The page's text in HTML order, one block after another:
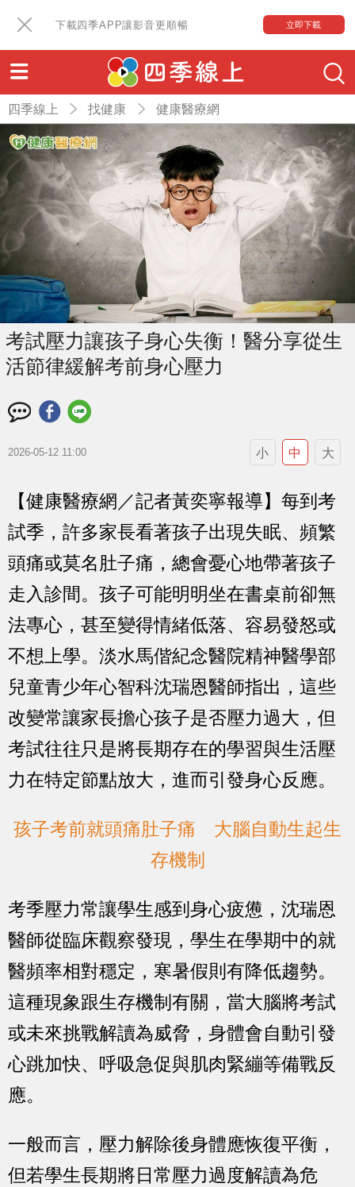
下載四季APP讓影音更順暢 立即下載
四季線上 找健康 健康醫療網
考試壓力讓孩子身心失衡！醫分享從生
活節律緩解考前身心壓力
2026-05-12 11:00 小 中 大
【健康醫療網／記者黃奕寧報導】每到考
試季，許多家長看著孩子出現失眠、頻繁
頭痛或莫名肚子痛，總會憂心地帶著孩子
走入診間。孩子可能明明坐在書桌前卻無
法專心，甚至變得情緒低落、容易發怒或
不想上學。淡水馬偕紀念醫院精神醫學部
兒童青少年心智科沈瑞恩醫師指出，這些
改變常讓家長擔心孩子是否壓力過大，但
考試往往只是將長期存在的學習與生活壓
力在特定節點放大，進而引發身心反應。
孩子考前就頭痛肚子痛 大腦自動生起生
存機制
考季壓力常讓學生感到身心疲憊，沈瑞恩
醫師從臨床觀察發現，學生在學期中的就
醫頻率相對穩定，寒暑假則有降低趨勢。
這種現象跟生存機制有關，當大腦將考試
或未來挑戰解讀為威脅，身體會自動引發
心跳加快、呼吸急促與肌肉緊繃等備戰反
應。
一般而言，壓力解除後身體應恢復平衡，
但若學生長期將日常壓力過度解讀為危